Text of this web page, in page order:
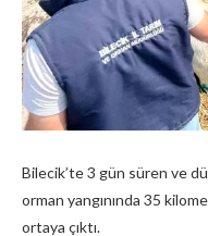
Bilecik’te 3 gün süren ve
orman yangınında 35
ortaya çıktı.